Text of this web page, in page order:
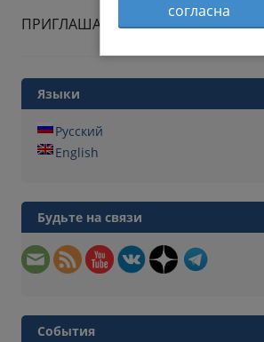
ПРИГЛАШАЮТСЯ ВСЕ ЖЕЛАЮЩИЕ
Языки
Русский
English
Будьте на связи
События
согласна